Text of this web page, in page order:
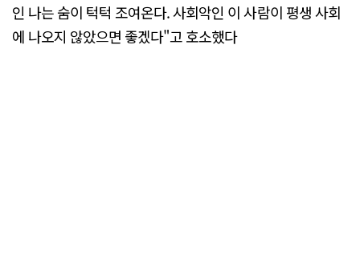
인 나는 숨이 턱턱 조여온다. 사회악인 이 사람이 평생 사회
에 나오지 않았으면 좋겠다"고 호소했다